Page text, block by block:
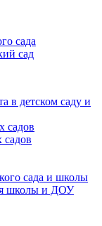
сада
сад
в детском саду и
садов
садов
сада и школы
школы и ДОУ